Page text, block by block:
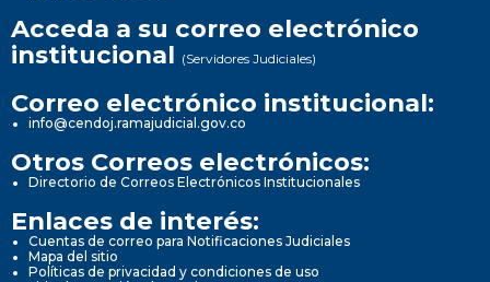
Acceda a su correo electrónico
institucional (Servidores Judiciales)
Correo electrónico institucional:
info@cendoj.ramajudicial.gov.co
Otros Correos electrónicos:
Directorio de Correos Electrónicos Institucionales
Enlaces de interés:
Cuentas de correo para Notificaciones Judiciales
Mapa del sitio
Políticas de privacidad y condiciones de uso